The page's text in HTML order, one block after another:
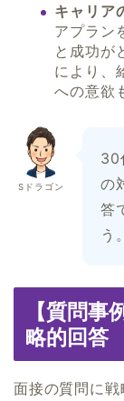
キャリア
アプラン
と成功が
により、
への意欲
Sドラゴン
30
の
答
う。
【質問
略的回答
面接の質問に